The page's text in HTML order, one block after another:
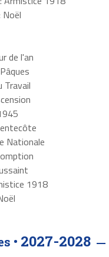
Noël
de l'an
Travail
Nationale
1918
• 2027-2028